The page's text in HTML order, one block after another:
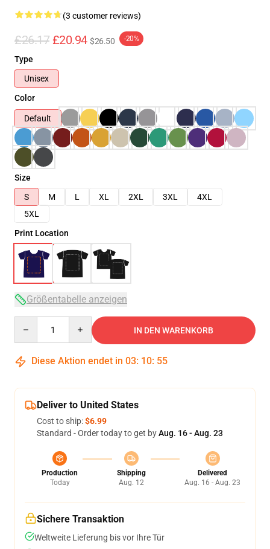
(3 customer reviews)
£26.17 £20.94 $26.50 -20%
Type
Unisex
Color
Default
Size
S
M L XL 2XL 3XL
4XL
5XL
Print Location
Größentabelle anzeigen
IN DEN WARENKORB
Diese Aktion endet in 03: 10: 54
Deliver to United States
Cost to ship:$6.99
Standard - Order today to get byAug. 16 - Aug. 23
Production
Today
Shipping
Aug. 12
Delivered
Aug. 16 - Aug. 23
Sichere Transaktion
Weltweite Lieferung bis vor Ihre Tür